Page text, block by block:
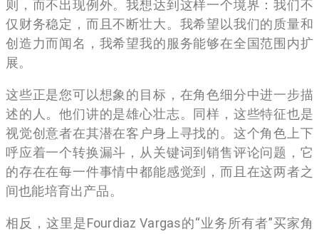
则，而不出现例外。我想达到这样一个境界：我们不
仅财务稳定，而且不断壮大。我希望以我们的质量和
创造力而闻名，我希望我的服务能够在全国范围内扩
展。
这些正是您可以想象的目标，在角色细分中进一步描
述的人。他们讲的是雄心壮志。同样，这些特征也是
视觉创意者在其潜在客户身上寻找的。这个角色上下
呼应着一个转换漏斗，从关键词到销售评论问题，它
的存在在每一件事情中都能感觉到，而且在这两者之
间也能培育出产品。
相反，这里是Fourdiaz Vargas的“业务所有者”买家角